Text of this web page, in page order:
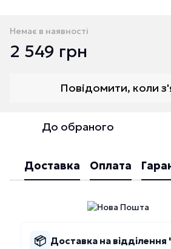
Немає в наявності
2 549 грн
Повідомити, коли
До обраного
Доставка Оплата
📦 Доставка на